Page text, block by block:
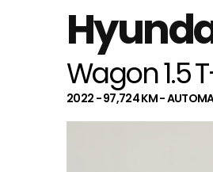
Wagon 1.5
2022 - 97,724 KM -